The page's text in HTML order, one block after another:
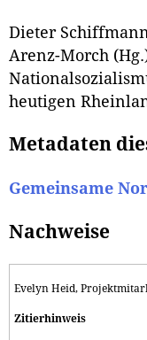
Dieter
Arenz-Morch
heutigen
Metadaten
Gemeinsame
Nachweise
Evelyn Heid,
Zitierhinweis